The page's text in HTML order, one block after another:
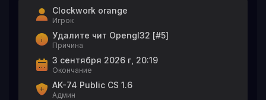
Clockwork orange
Игрок
Удалите чит Opengl32 [#5]
Причина
3 сентября 2026 г, 20:19
Окончание
AK-74 Public CS 1.6
Админ